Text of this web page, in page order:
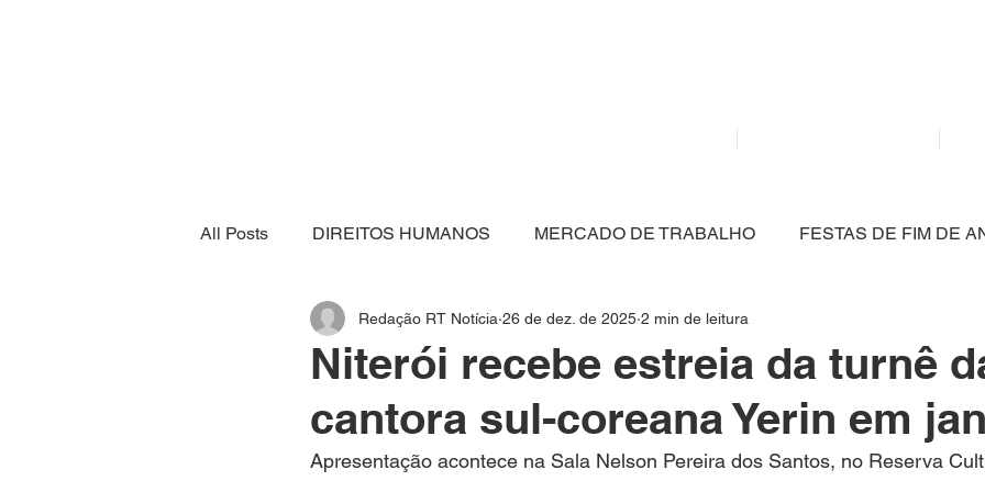
All Posts DIREITOS HUMANOS MERCADO DE TRABALHO FESTAS DE FIM DE
SEGURANÇA ALIMENTAR CULTURA POLÍTICA
ECONOMIA ESPORTE ARTIGO NITERÓI BRASIL MEIO AMBIENTE
Niterói recebe estreia da turnê
cantora sul-coreana Yerin em
Redação RT Notícia 26 de dez. de 2025 2 min de leitura
Apresentação acontece na Sala Nelson Pereira dos Santos, no Reserva